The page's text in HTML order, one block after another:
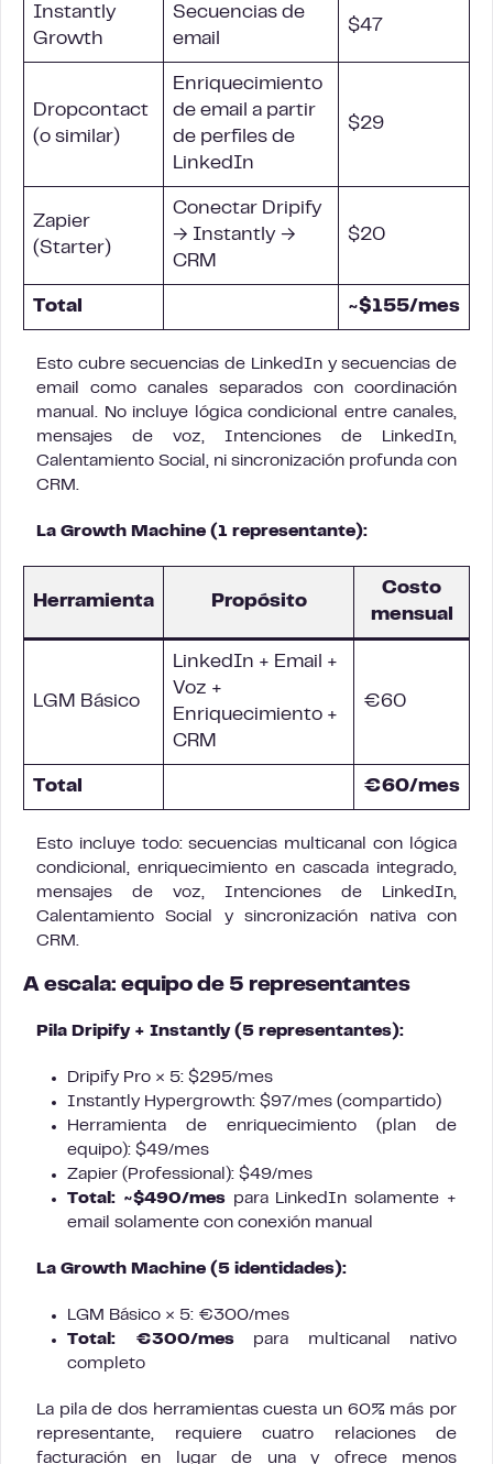
Instantly
Growth
Secuencias de
email
$47
Dropcontact
(o similar)
Enriquecimiento
de email a partir
de perfiles de
LinkedIn
$29
Zapier
(Starter)
Conectar Dripify
→ Instantly →
CRM
$20
Total ~$155/mes
Esto cubre secuencias de LinkedIn y secuencias de
email como canales separados con coordinación
manual. No incluye lógica condicional entre canales,
mensajes de voz, Intenciones de LinkedIn,
Calentamiento Social, ni sincronización profunda con
CRM.
La Growth Machine (1 representante):
Herramienta Propósito
Costo
mensual
LGM Básico
LinkedIn + Email +
Voz +
Enriquecimiento +
CRM
€60
Total €60/mes
Esto incluye todo: secuencias multicanal con lógica
condicional, enriquecimiento en cascada integrado,
mensajes de voz, Intenciones de LinkedIn,
Calentamiento Social y sincronización nativa con
CRM.
A escala: equipo de 5 representantes
Pila Dripify + Instantly (5 representantes):
Dripify Pro × 5: $295/mes
Instantly Hypergrowth: $97/mes (compartido)
Herramienta de enriquecimiento (plan de
equipo): $49/mes
Zapier (Professional): $49/mes
Total: ~$490/mespara LinkedIn solamente +
email solamente con conexión manual
La Growth Machine (5 identidades):
LGM Básico × 5: €300/mes
Total: €300/mespara multicanal nativo
completo
La pila de dos herramientas cuesta un 60% más por
representante, requiere cuatro relaciones de
facturación en lugar de una y ofrece menos